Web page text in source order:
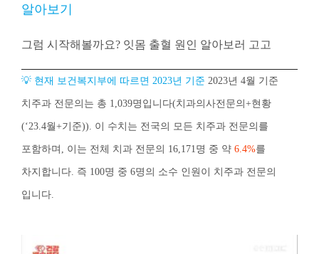
알아보기
그럼 시작해볼까요? 잇몸 출혈 원인 알아보러 고고
💡 현재 보건복지부에 따르면 2023년 기준 2023년 4월 기준
치주과 전문의는 총 1,039명입니다​(치과의사전문의+현황
(‘23.4월+기준)). 이 수치는 전국의 모든 치주과 전문의를
포함하며, 이는 전체 치과 전문의 16,171명 중 약6.4%를
차지합니다. 즉 100명 중 6명의 소수 인원이 치주과 전문의
입니다.